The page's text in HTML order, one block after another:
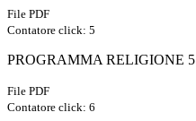
File PDF
Contatore click: 5
PROGRAMMA RELIGIONE
File PDF
Contatore click: 6